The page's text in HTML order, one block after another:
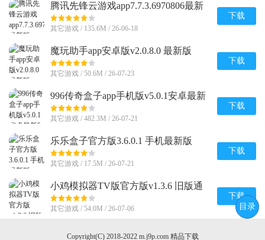
腾讯先锋云游戏app7.7.3.6970806最新
版
其它游戏 / 135.6M / 26-06-18
下载
魔玩助手app安卓版v2.0.8.0 最新版
其它游戏 / 50.6M / 26-07-23
下载
996传奇盒子app手机版v5.0.1安卓最新
版
其它游戏 / 482.3M / 26-07-21
下载
乐乐盒子官方版3.6.0.1 手机最新版
其它游戏 / 17.5M / 26-07-21
下载
小鸡模拟器TV版官方版v1.3.6 旧版通
用版
其它游戏 / 54.0M / 26-07-06
下载
Copyright(C) 2018-2022 m.j9p.com 精品下载
目录